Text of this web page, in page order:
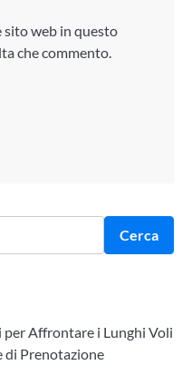
sito web in questo
che commento.
Cerca
Affrontare i Lunghi Voli
di Prenotazione